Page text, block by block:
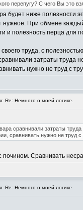
перепугу? С чего Вы это
будет ниже
При обмене
и полезность перца для
труда, с
затраты
нужно не труд с
Re: Немного о моей логике.
сравнивали затраты
сравнивать нужно не труд
Сравнивать
Re: Немного о моей логике.